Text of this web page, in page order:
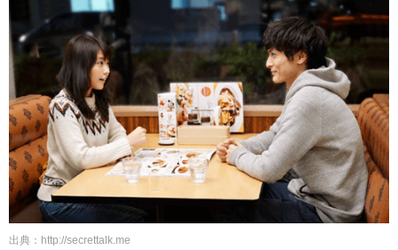
出典：http://secrettalk.me